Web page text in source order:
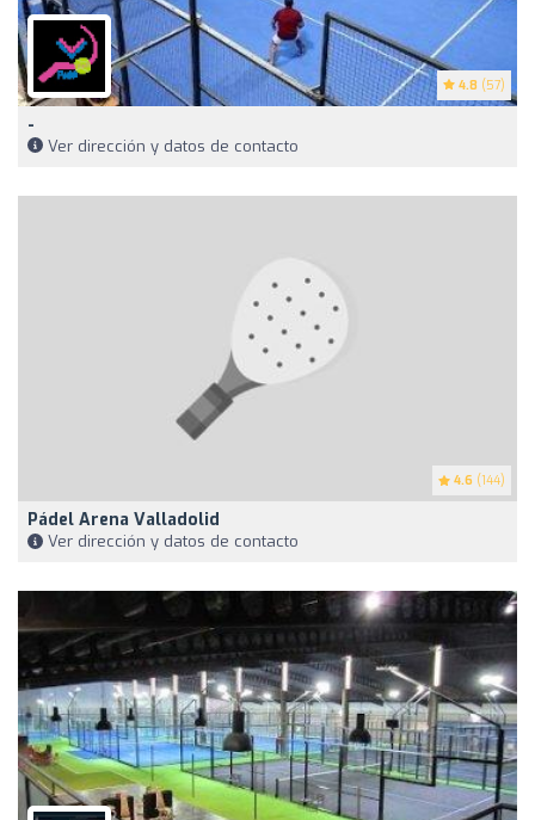
4.8 (57)
-
Ver dirección y datos de contacto
4.6 (144)
Pádel Arena Valladolid
Ver dirección y datos de contacto